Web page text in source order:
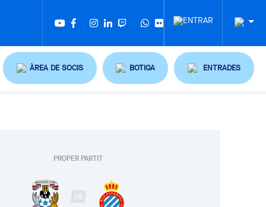
ÀREA DE SOCIS BOTIGA ENTRADES
PROPER PARTIT
VS